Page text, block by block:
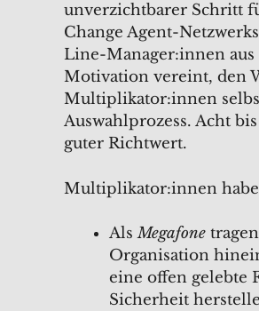
unverzichtbarer Schritt
Change Agent-
Line-Manager:innen
Motivation vereint, den
Multiplikator:innen
Auswahlprozess. Acht
guter Richtwert.
Multiplikator:innen
AlsMegafone
Organisation
eine offen gelebte
Sicherheit